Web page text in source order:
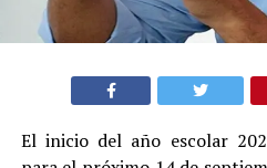
El inicio del año escolar